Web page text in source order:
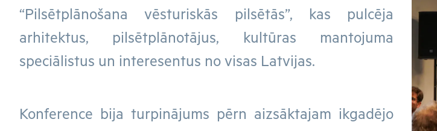
“Pilsētplānošana vēsturiskās pilsētās”, kas pulcēja
arhitektus, pilsētplānotājus, kultūras mantojuma
speciālistus un interesentus no visas Latvijas.
Konference bija turpinājums pērn aizsāktajam ikgadējo